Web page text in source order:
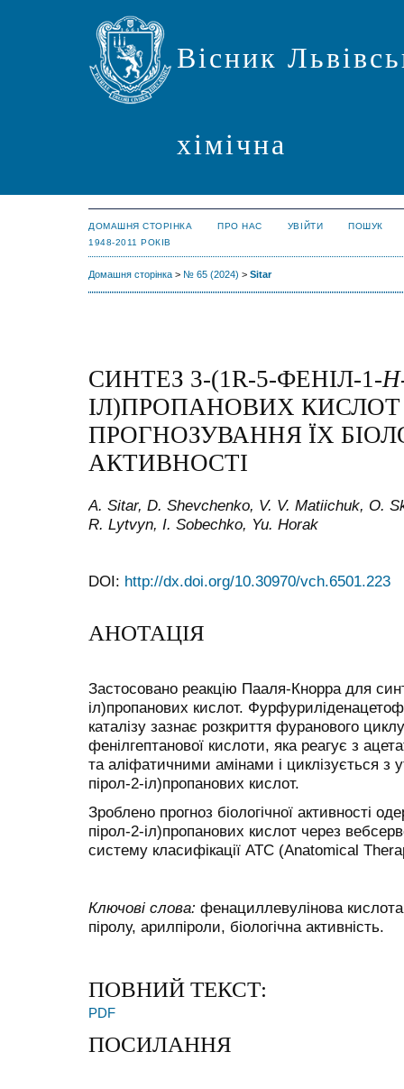
Вісник
хімічна
ДОМАШНЯ СТОРІНКА ПРО НАС УВІЙТИ
ПОШУК
1948-2011 РОКІВ
Домашня сторінка > № 65 (2024) > Sitar
СИНТЕЗ 3-(1R-5-ФЕНІЛ-1-Н
ІЛ)ПРОПАНОВИХ
ПРОГНОЗУВАННЯ ЇХ
АКТИВНОСТІ
A. Sitar, D. Shevchenko, V. V. Matiichuk, O.
R. Lytvyn, I. Sobechko, Yu. Horak
DOI: http://dx.doi.org/10.30970/vch.6501.223
АНОТАЦІЯ
Застосовано реакцію Пааля-Кнорра для
іл)пропанових кислот.
каталізу зазнає розкриття фуранового
фенілгептанової кислоти, яка реагує з
та аліфатичними амінами і циклізується з
пірол-2-іл)пропанових кислот.
Зроблено прогноз біологічної активності
пірол-2-іл)пропанових кислот через
систему класифікації АТС (Anatomical
Ключові слова: фенациллевулінова
піролу, арилпіроли, біологічна активність.
ПОВНИЙ ТЕКСТ:
PDF
ПОСИЛАННЯ